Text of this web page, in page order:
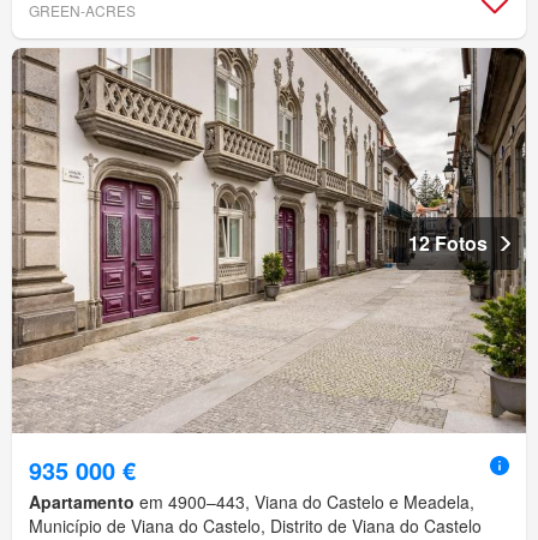
GREEN-ACRES
12 Fotos
935 000 €
Apartamento em 4900–443, Viana do Castelo e Meadela,
Município de Viana do Castelo, Distrito de Viana do Castelo